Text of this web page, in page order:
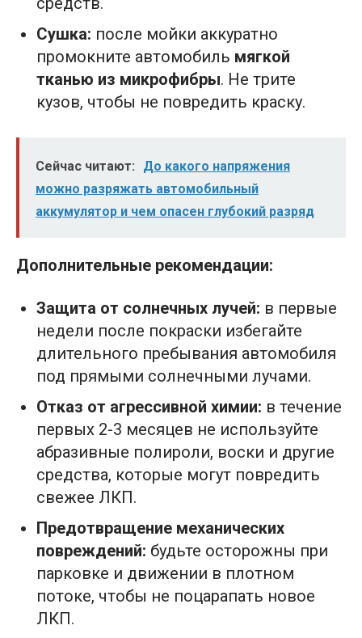
Сушка: после мойки аккуратно
промокните автомобиль мягкой
тканью из микрофибры. Не трите
кузов, чтобы не повредить краску.
Сейчас читают:
До какого напряжения
можно разряжать автомобильный
аккумулятор и чем опасен глубокий разряд
Дополнительные рекомендации:
Защита от солнечных лучей: в первые
недели после покраски избегайте
длительного пребывания автомобиля
под прямыми солнечными лучами.
Отказ от агрессивной химии: в течение
первых 2-3 месяцев не используйте
абразивные полироли, воски и другие
средства, которые могут повредить
свежее ЛКП.
Предотвращение механических
повреждений: будьте осторожны при
парковке и движении в плотном
потоке, чтобы не поцарапать новое
ЛКП.